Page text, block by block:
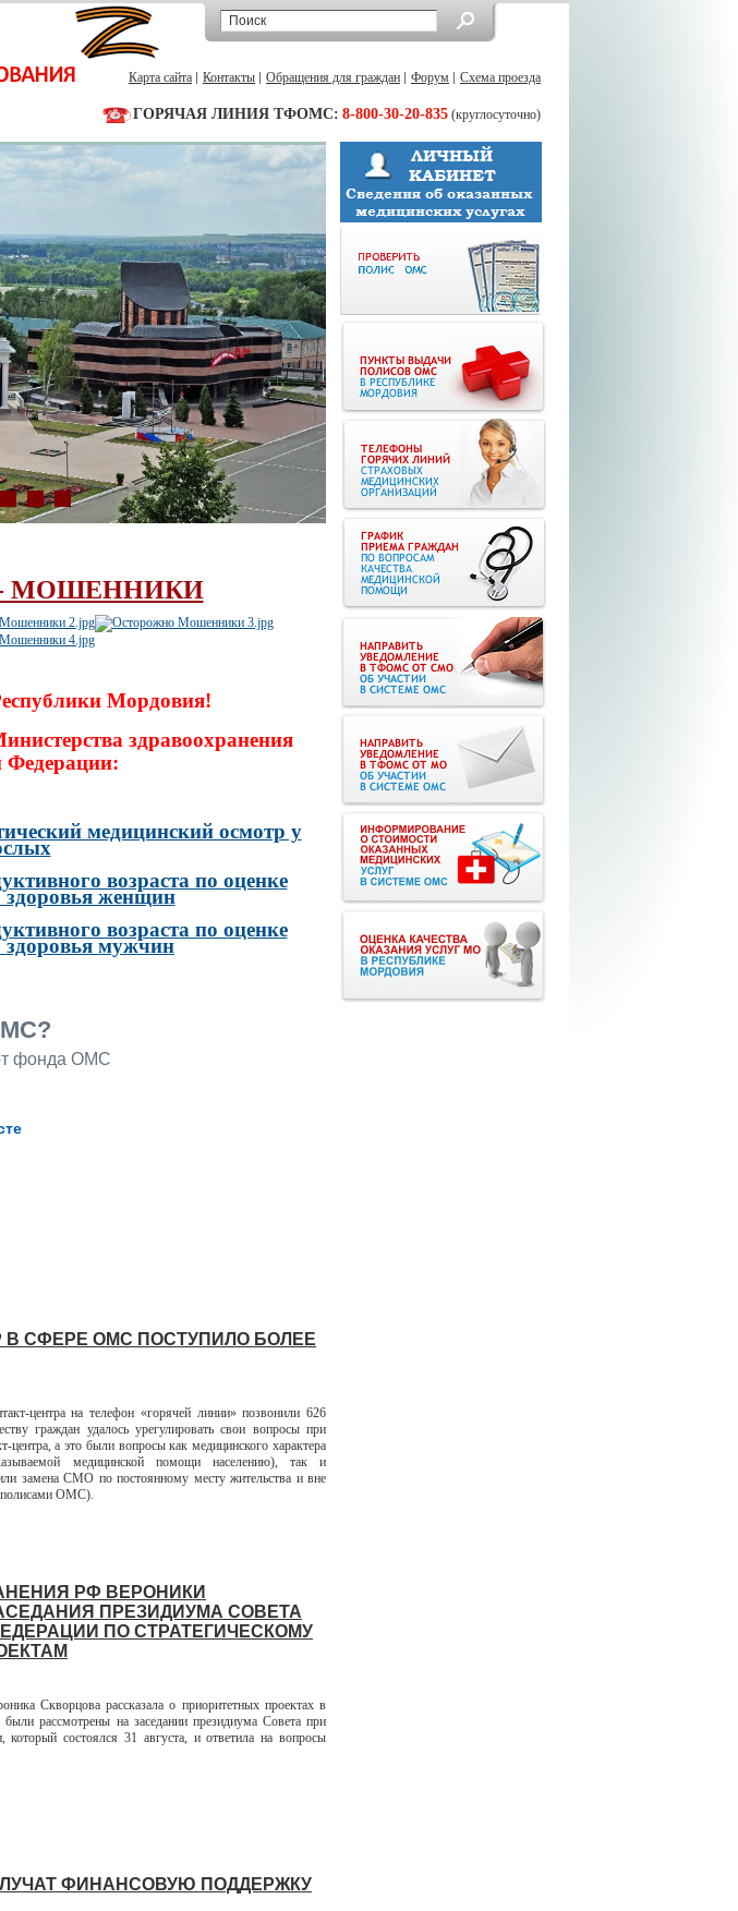
Карта сайта Контакты Обращения для граждан Форум Схема проезда
ГОРЯЧАЯ ЛИНИЯ ТФОМС: 8-800-30-20-835 (круглосуточно)
МОШЕННИКИ
Мордовия!
здравоохранения
Федерации:
медицинский осмотр у
возраста по оценке
здоровья женщин
возраста по оценке
здоровья мужчин
фонда ОМС
В СФЕРЕ ОМС ПОСТУПИЛО БОЛЕЕ
центра на телефон «горячей линии» позвонили 626
граждан удалось урегулировать свои вопросы при
центра, а это были вопросы как медицинского характера
медицинской помощи населению), так и
замена СМО по постоянному месту жительства и вне
полисами ОМС).
РФ ВЕРОНИКИ
ПРЕЗИДИУМА СОВЕТА
ПО СТРАТЕГИЧЕСКОМУ
Скворцова рассказала о приоритетных проектах в
были рассмотрены на заседании президиума Совета при
который состоялся 31 августа, и ответила на вопросы
ФИНАНСОВУЮ ПОДДЕРЖКУ